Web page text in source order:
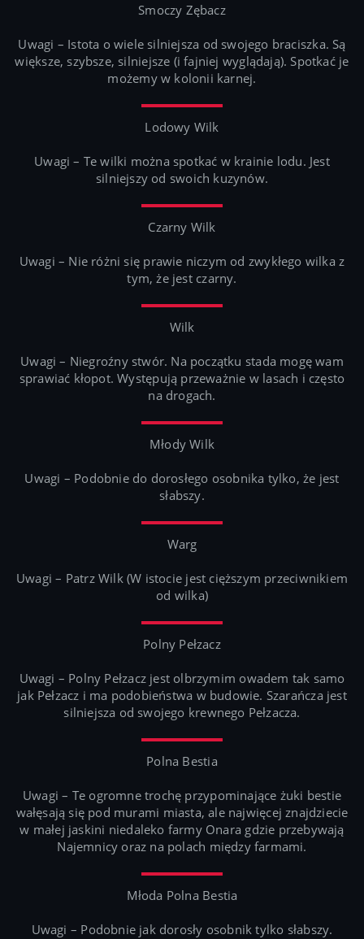
Smoczy Zębacz
Uwagi – Istota o wiele silniejsza od swojego braciszka. Są
większe, szybsze, silniejsze (i fajniej wyglądają). Spotkać je
możemy w kolonii karnej.
Lodowy Wilk
Uwagi – Te wilki można spotkać w krainie lodu. Jest
silniejszy od swoich kuzynów.
Czarny Wilk
Uwagi – Nie różni się prawie niczym od zwykłego wilka z
tym, że jest czarny.
Wilk
Uwagi – Niegroźny stwór. Na początku stada mogę wam
sprawiać kłopot. Występują przeważnie w lasach i często
na drogach.
Młody Wilk
Uwagi – Podobnie do dorosłego osobnika tylko, że jest
słabszy.
Warg
Uwagi – Patrz Wilk (W istocie jest cięższym przeciwnikiem
od wilka)
Polny Pełzacz
Uwagi – Polny Pełzacz jest olbrzymim owadem tak samo
jak Pełzacz i ma podobieństwa w budowie. Szarańcza jest
silniejsza od swojego krewnego Pełzacza.
Polna Bestia
Uwagi – Te ogromne trochę przypominające żuki bestie
wałęsają się pod murami miasta, ale najwięcej znajdziecie
w małej jaskini niedaleko farmy Onara gdzie przebywają
Najemnicy oraz na polach między farmami.
Młoda Polna Bestia
Uwagi – Podobnie jak dorosły osobnik tylko słabszy.